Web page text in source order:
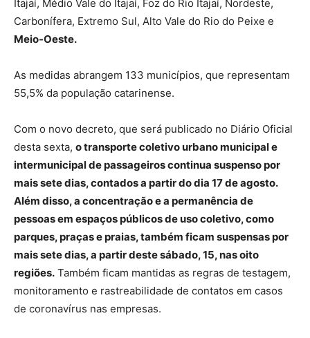
Itajaí, Médio Vale do Itajaí, Foz do Rio Itajaí, Nordeste,
Carbonífera, Extremo Sul, Alto Vale do Rio do Peixe e
Meio-Oeste.
As medidas abrangem 133 municípios, que representam
55,5% da população catarinense.
Com o novo decreto, que será publicado no Diário Oficial
desta sexta, o transporte coletivo urbano municipal e
intermunicipal de passageiros continua suspenso por
mais sete dias, contados a partir do dia 17 de agosto.
Além disso, a concentração e a permanência de
pessoas em espaços públicos de uso coletivo, como
parques, praças e praias, também ficam suspensas por
mais sete dias, a partir deste sábado, 15, nas oito
regiões. Também ficam mantidas as regras de testagem,
monitoramento e rastreabilidade de contatos em casos
de coronavírus nas empresas.